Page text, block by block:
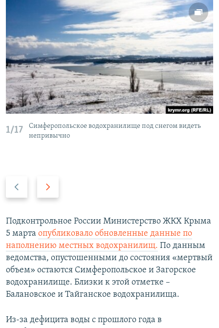
1/17
Симферопольское водохранилище под снегом видеть
непривычно
д
ы
д
у
щ
и
й
л
д
у
ю
щ
и
й
с
а
Подконтрольное России Министерство ЖКХ Крыма
5 марта опубликовало обновленные данные по
наполнению местных водохранилищ. По данным
ведомства, опустошенными до состояния «мертвый
объем» остаются Симферопольское и Загорское
водохранилище. Близки к этой отметке –
Балановское и Тайганское водохранилища.
Из-за дефицита воды с прошлого года в